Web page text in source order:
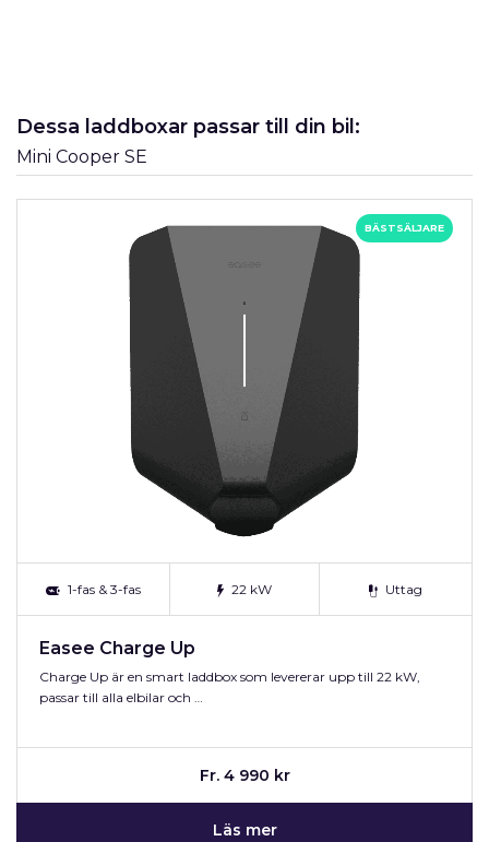
Dessa laddboxar passar till din bil:
Mini Cooper SE
BÄSTSÄLJARE
1-fas & 3-fas 22 kW Uttag
Easee Charge Up
Charge Up är en smart laddbox som levererar upp till 22 kW,
passar till alla elbilar och …
Fr. 4 990 kr
Läs mer